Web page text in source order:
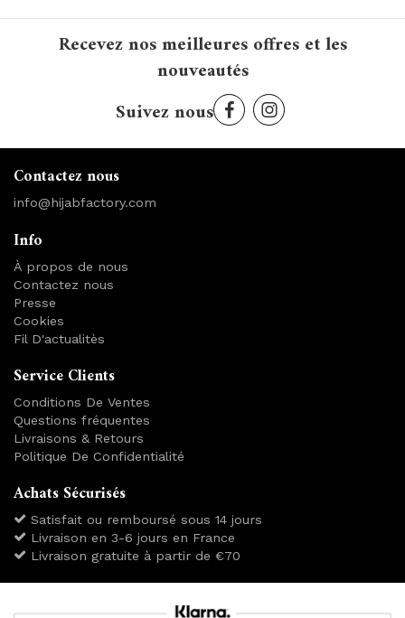
Recevez nos meilleures offres et les
nouveautés
Suivez nous
Contactez nous
info@hijabfactory.com
Info
À propos de nous
Contactez nous
Presse
Cookies
Fil D'actualitès
Service Clients
Conditions De Ventes
Questions fréquentes
Livraisons & Retours
Politique De Confidentialité
Achats Sécurisés
Satisfait ou remboursé sous 14 jours
Livraison en 3-6 jours en France
Livraison gratuite à partir de €70